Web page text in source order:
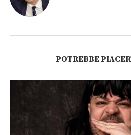
POTREBBE